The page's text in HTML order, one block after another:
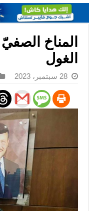
المناخ
الغول
28 سبتمبر، 2023